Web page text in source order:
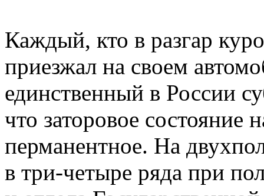
Каждый, кто в разгар
приезжал на своем
единственный в России
что заторовое состояние
перманентное. На
в три-четыре ряда при